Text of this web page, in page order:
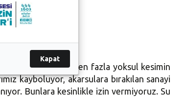
ve bundan da en fazla yoksul kesimin
kayboluyor, akarsulara bırakılan sanayi
Bunlara kesinlikle izin vermiyoruz. Su
Kapat